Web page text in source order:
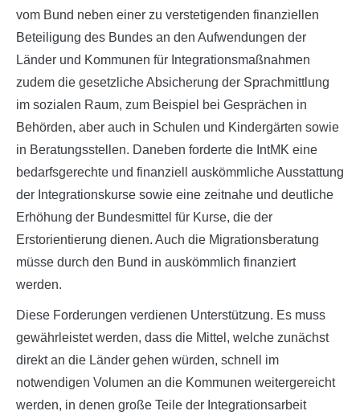
vom Bund neben einer zu verstetigenden finanziellen
Beteiligung des Bundes an den Aufwendungen der
Länder und Kommunen für Integrationsmaßnahmen
zudem die gesetzliche Absicherung der Sprachmittlung
im sozialen Raum, zum Beispiel bei Gesprächen in
Behörden, aber auch in Schulen und Kindergärten sowie
in Beratungsstellen. Daneben forderte die IntMK eine
bedarfsgerechte und finanziell auskömmliche Ausstattung
der Integrationskurse sowie eine zeitnahe und deutliche
Erhöhung der Bundesmittel für Kurse, die der
Erstorientierung dienen. Auch die Migrationsberatung
müsse durch den Bund in auskömmlich finanziert
werden.
Diese Forderungen verdienen Unterstützung. Es muss
gewährleistet werden, dass die Mittel, welche zunächst
direkt an die Länder gehen würden, schnell im
notwendigen Volumen an die Kommunen weitergereicht
werden, in denen große Teile der Integrationsarbeit